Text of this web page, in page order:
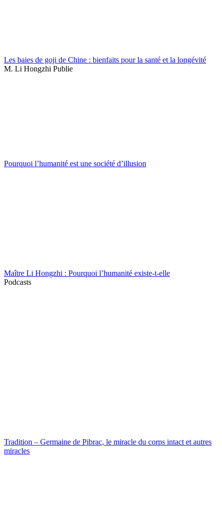
Les baies de goji de Chine : bienfaits pour la santé et la longévité
M. Li Hongzhi Publie
Pourquoi l’humanité est une société d’illusion
Maître Li Hongzhi : Pourquoi l’humanité existe-t-elle
Podcasts
Tradition – Germaine de Pibrac, le miracle du corps intact et autres
miracles